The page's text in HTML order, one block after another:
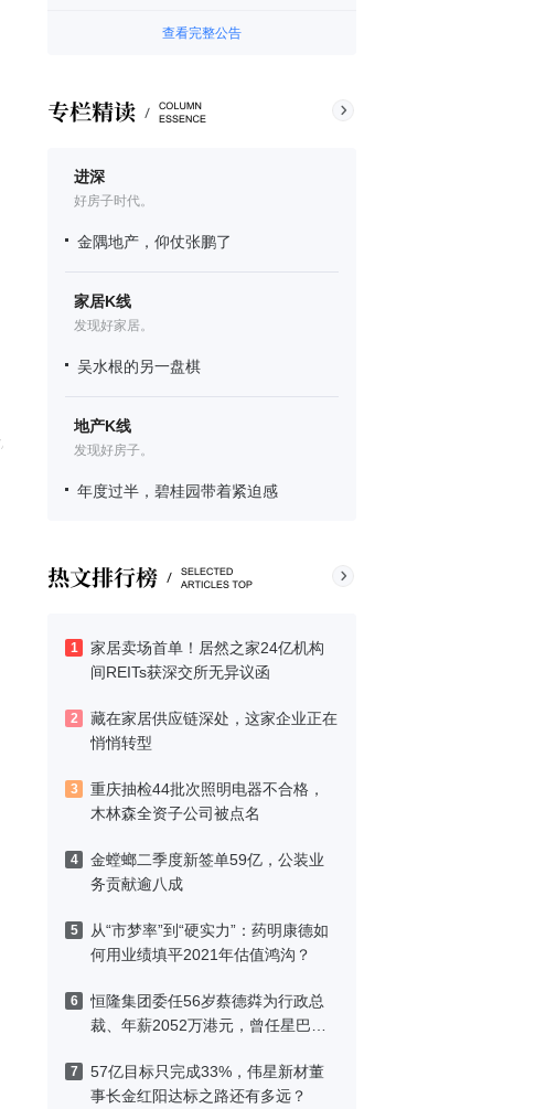
查看完整公告
进深
好房子时代。
金隅地产，仰仗张鹏了
家居K线
发现好家居。
吴水根的另一盘棋
地产K线
发现好房子。
年度过半，碧桂园带着紧迫感
1
家居卖场首单！居然之家24亿机构
间REITs获深交所无异议函
2
藏在家居供应链深处，这家企业正在
悄悄转型
3
重庆抽检44批次照明电器不合格，
木林森全资子公司被点名
4
金螳螂二季度新签单59亿，公装业
务贡献逾八成
5
从“市梦率”到“硬实力”：药明康德如
何用业绩填平2021年估值鸿沟？
6
恒隆集团委任56岁蔡德粦为行政总
裁、年薪2052万港元，曾任星巴克
7
57亿目标只完成33%，伟星新材董
事长金红阳达标之路还有多远？